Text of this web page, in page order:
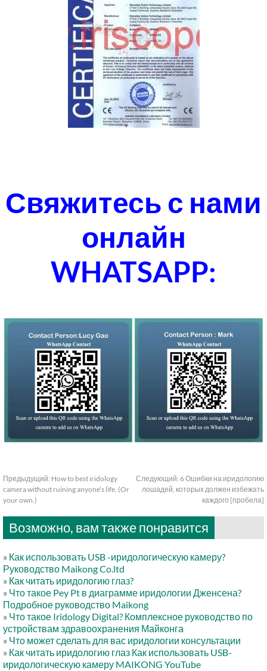
Свяжитесь с нами
онлайн
WHATSAPP:
Предыдущий: How to best iridology
camera without ruining anyone’s life. (Or
your own.)
Следующий: 6 Ошибки на иридологию
лошадей, которых должен избежать
каждого [пробела]
Возможно, вам также понравится
» Как использовать USB -иридологическую камеру?
Руководство Maikong Co.ltd
» Как читать иридологию глаз?
» Что такое Pey Pt в диаграмме иридологии Дженсена?
Подробное руководство Maikong
» Что такое Iridology Digital? Комплексное руководство по
устройствам здравоохранения Майконга
» Что может сделать для вас иридологии консультации
» Как читать иридологию глаз Как использовать USB-
иридологическую камеру MAIKONG YouTube